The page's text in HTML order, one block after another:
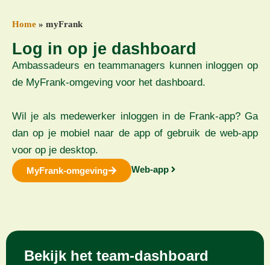
Home » myFrank
Log in op je dashboard
Ambassadeurs en teammanagers kunnen inloggen op
de MyFrank-omgeving voor het dashboard.
Wil je als medewerker inloggen in de Frank-app? Ga
dan op je mobiel naar de app of gebruik de web-app
voor op je desktop.
MyFrank-omgeving Web-app
Bekijk het team-dashboard